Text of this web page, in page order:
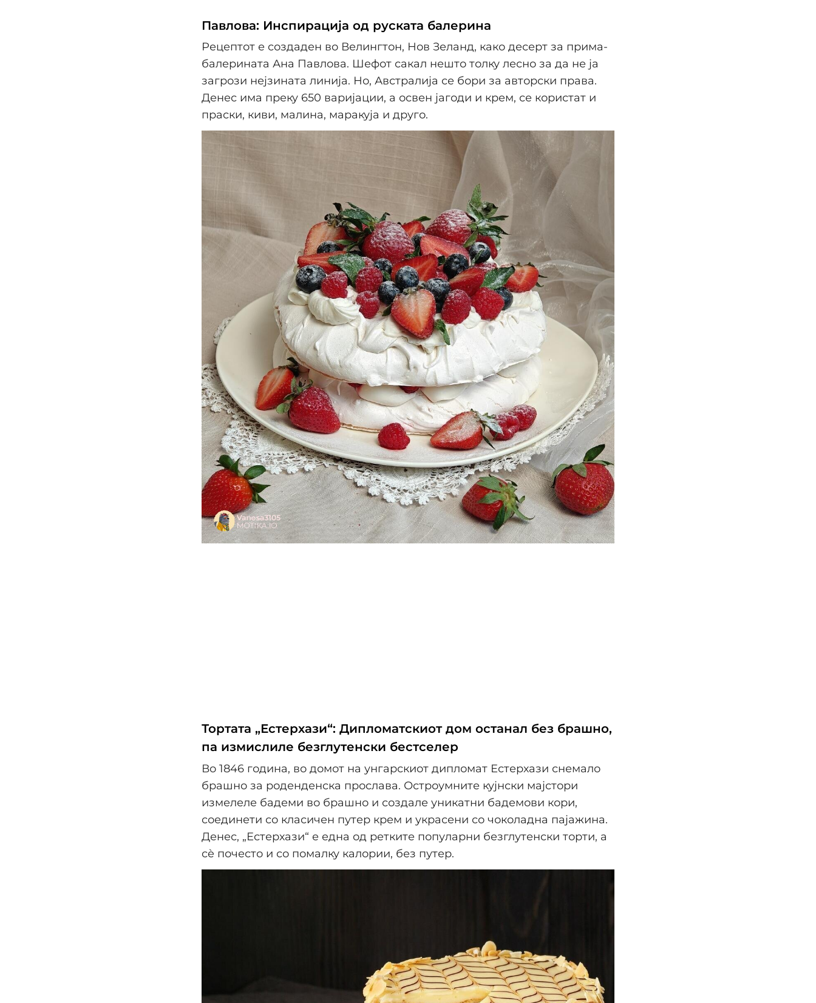
Павлова: Инспирација од руската балерина
Рецептот е создаден во Велингтон, Нов Зеланд, како десерт за прима-
балерината Ана Павлова. Шефот сакал нешто толку лесно за да не ја
загрози нејзината линија. Но, Австралија се бори за авторски права.
Денес има преку 650 варијации, а освен јагоди и крем, се користат и
праски, киви, малина, маракуја и друго.
Тортата „Естерхази“: Дипломатскиот дом останал без брашно,
па измислиле безглутенски бестселер
Во 1846 година, во домот на унгарскиот дипломат Естерхази снемало
брашно за роденденска прослава. Остроумните кујнски мајстори
измелеле бадеми во брашно и создале уникатни бадемови кори,
соединети со класичен путер крем и украсени со чоколадна пајажина.
Денес, „Естерхази“ е една од ретките популарни безглутенски торти, а
сè почесто и со помалку калории, без путер.